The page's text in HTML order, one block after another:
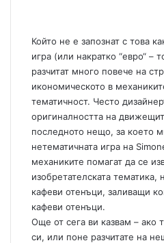
Който не е запознат с това
игра (или накратко “евро“ –
разчитат много повече на
икономическото в
тематичност. Често
оригиналността на
последното нещо, за което
нетематичната игра на
механиките помагат да се
изобретателската тематика,
кафеви отенъци, заливащи
кафеви отенъци.
Още от сега ви казвам – ако
си, или поне разчитате на